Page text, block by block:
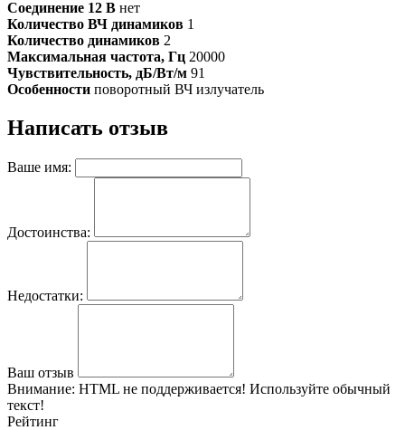
Соединение 12 В нет
Количество ВЧ динамиков 1
Количество динамиков 2
Максимальная частота, Гц 20000
Чувствительность, дБ/Вт/м 91
Особенности поворотный ВЧ излучатель
Написать отзыв
Ваше имя:
Достоинства:
Недостатки:
Ваш отзыв
Внимание: HTML не поддерживается! Используйте обычный
текст!
Рейтинг